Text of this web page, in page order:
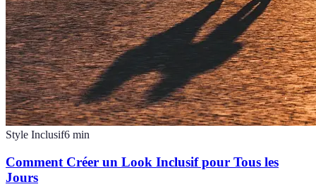
Style Inclusif6 min
Comment Créer un Look Inclusif pour Tous les
Jours